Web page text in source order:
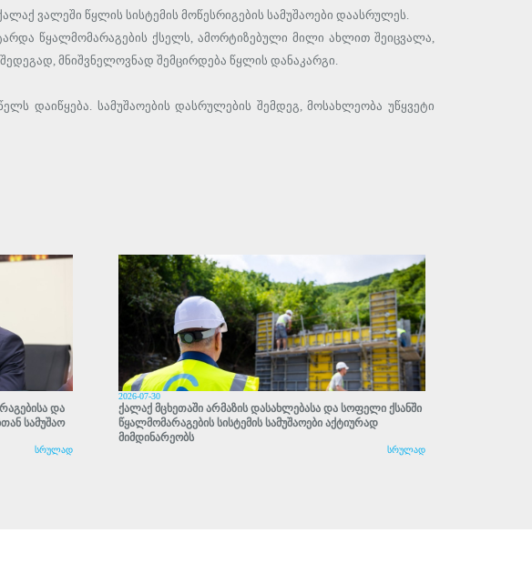
ვალეში წყლის სისტემის მოწესრიგების სამუშაოები დაასრულეს.
წყალმომარაგების ქსელს, ამორტიზებული მილი ახლით შეიცვალა,
მნიშვნელოვნად შემცირდება წყლის დანაკარგი.
დაიწყება. სამუშაოების დასრულების შემდეგ, მოსახლეობა უწყვეტი
და
სამუშაო
სრულად
2026-07-30
ქალაქ მცხეთაში არმაზის დასახლებასა და სოფელი ქსანში
წყალმომარაგების სისტემის სამუშაოები აქტიურად
მიმდინარეობს
სრულად